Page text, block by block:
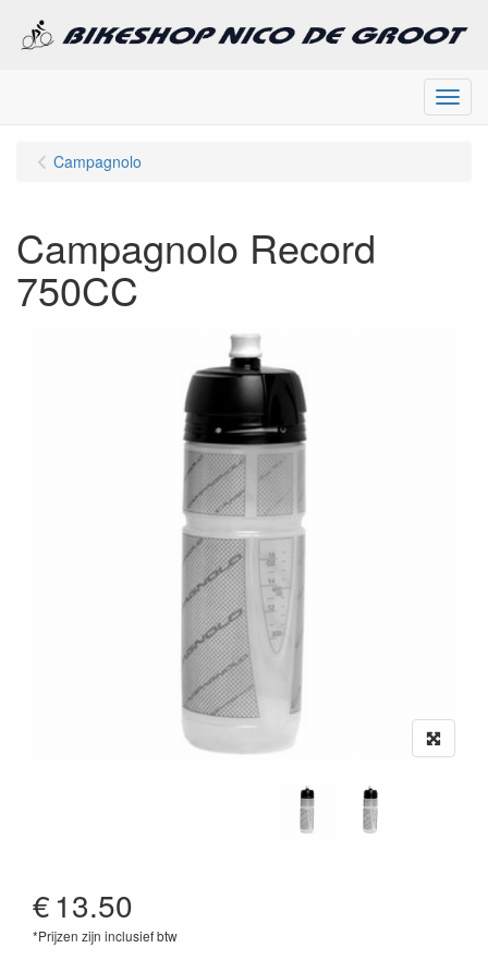
Menu
Campagnolo
Campagnolo Record
750CC
€13.50
*Prijzen zijn inclusief btw